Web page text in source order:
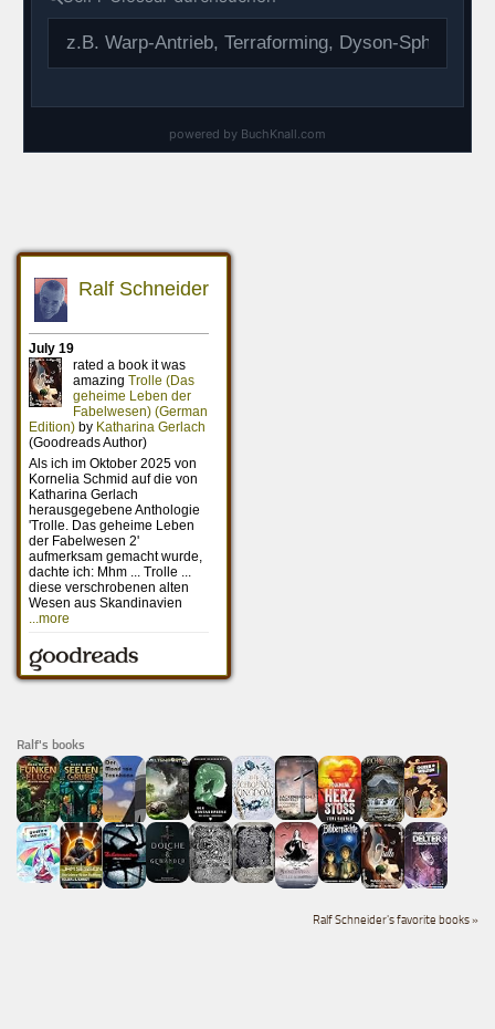
Ralf's books
Ralf Schneider's favorite books »